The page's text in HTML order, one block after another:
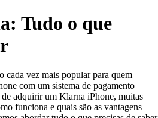
Tudo o que
cada vez mais popular para quem
com um sistema de pagamento
adquirir um Klarna iPhone, muitas
funciona e quais são as vantagens